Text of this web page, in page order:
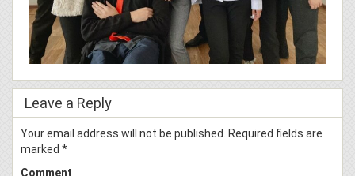
Leave a Reply
Your email address will not be published.
Required fields are
marked *
Comment